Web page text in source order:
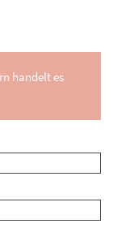
handelt es